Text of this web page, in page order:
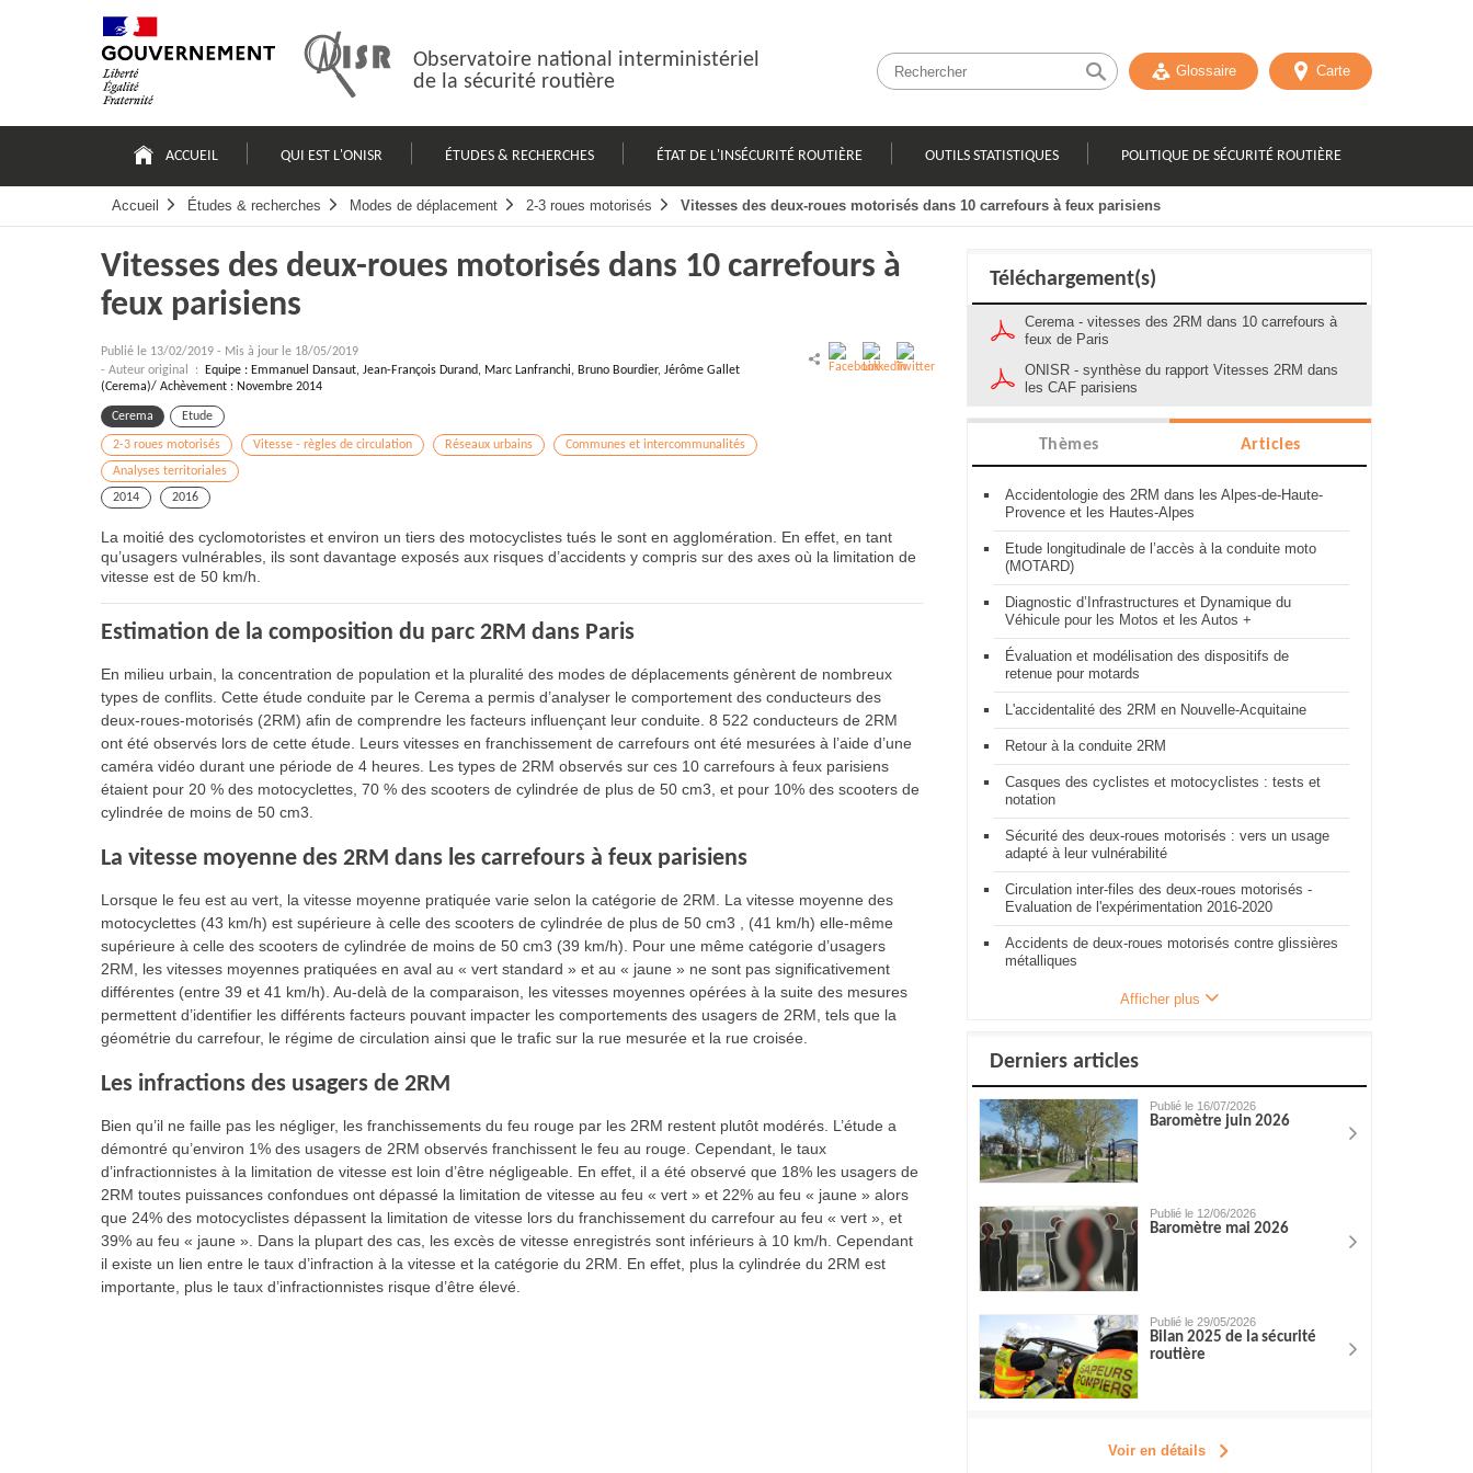
Observatoire national interministériel
de la sécurité routière
Glossaire Carte
principale
ACCUEIL QUI EST L'ONISR ÉTUDES & RECHERCHES ÉTAT DE L'INSÉCURITÉ ROUTIÈRE OUTILS STATISTIQUES POLITIQUE DE SÉCURITÉ ROUTIÈRE
Accueil Études & recherches Modes de déplacement 2-3 roues motorisés Vitesses des deux-roues motorisés dans 10 carrefours à feux parisiens
Vitesses des deux-roues motorisés dans 10 carrefours à
feux parisiens
Publié le 13/02/2019 - Mis à jour le 18/05/2019
- Auteur original :
Equipe : Emmanuel Dansaut, Jean-François Durand, Marc Lanfranchi, Bruno Bourdier, Jérôme Gallet
(Cerema)/ Achèvement : Novembre 2014
Cerema Etude
2-3 roues motorisés Vitesse - règles de circulation Réseaux urbains
Communes et intercommunalités
Analyses territoriales
2014
2016
La moitié des cyclomotoristes et environ un tiers des motocyclistes tués le sont en agglomération. En effet, en tant
qu’usagers vulnérables, ils sont davantage exposés aux risques d’accidents y compris sur des axes où la limitation de
vitesse est de 50 km/h.
Estimation de la composition du parc 2RM dans Paris
En milieu urbain, la concentration de population et la pluralité des modes de déplacements génèrent de nombreux
types de conflits. Cette étude conduite par le Cerema a permis d’analyser le comportement des conducteurs des
deux-roues-motorisés (2RM) afin de comprendre les facteurs influençant leur conduite. 8 522 conducteurs de 2RM
ont été observés lors de cette étude. Leurs vitesses en franchissement de carrefours ont été mesurées à l’aide d’une
caméra vidéo durant une période de 4 heures. Les types de 2RM observés sur ces 10 carrefours à feux parisiens
étaient pour 20 % des motocyclettes, 70 % des scooters de cylindrée de plus de 50 cm3, et pour 10% des scooters de
cylindrée de moins de 50 cm3.
La vitesse moyenne des 2RM dans les carrefours à feux parisiens
Lorsque le feu est au vert, la vitesse moyenne pratiquée varie selon la catégorie de 2RM. La vitesse moyenne des
motocyclettes (43 km/h) est supérieure à celle des scooters de cylindrée de plus de 50 cm3 , (41 km/h) elle-même
supérieure à celle des scooters de cylindrée de moins de 50 cm3 (39 km/h). Pour une même catégorie d’usagers
2RM, les vitesses moyennes pratiquées en aval au « vert standard » et au « jaune » ne sont pas significativement
différentes (entre 39 et 41 km/h). Au-delà de la comparaison, les vitesses moyennes opérées à la suite des mesures
permettent d’identifier les différents facteurs pouvant impacter les comportements des usagers de 2RM, tels que la
géométrie du carrefour, le régime de circulation ainsi que le trafic sur la rue mesurée et la rue croisée.
Les infractions des usagers de 2RM
Bien qu’il ne faille pas les négliger, les franchissements du feu rouge par les 2RM restent plutôt modérés. L’étude a
démontré qu’environ 1% des usagers de 2RM observés franchissent le feu au rouge. Cependant, le taux
d’infractionnistes à la limitation de vitesse est loin d’être négligeable. En effet, il a été observé que 18% les usagers de
2RM toutes puissances confondues ont dépassé la limitation de vitesse au feu « vert » et 22% au feu « jaune » alors
que 24% des motocyclistes dépassent la limitation de vitesse lors du franchissement du carrefour au feu « vert », et
39% au feu « jaune ». Dans la plupart des cas, les excès de vitesse enregistrés sont inférieurs à 10 km/h. Cependant
il existe un lien entre le taux d’infraction à la vitesse et la catégorie du 2RM. En effet, plus la cylindrée du 2RM est
importante, plus le taux d’infractionnistes risque d’être élevé.
Téléchargement(s)
Cerema - vitesses des 2RM dans 10 carrefours à
feux de Paris
ONISR - synthèse du rapport Vitesses 2RM dans
les CAF parisiens
Thèmes Articles
Accidentologie des 2RM dans les Alpes-de-Haute-
Provence et les Hautes-Alpes
Etude longitudinale de l’accès à la conduite moto
(MOTARD)
Diagnostic d’Infrastructures et Dynamique du
Véhicule pour les Motos et les Autos +
Évaluation et modélisation des dispositifs de
retenue pour motards
L'accidentalité des 2RM en Nouvelle-Acquitaine
Retour à la conduite 2RM
Casques des cyclistes et motocyclistes : tests et
notation
Sécurité des deux-roues motorisés : vers un usage
adapté à leur vulnérabilité
Circulation inter-files des deux-roues motorisés -
Evaluation de l'expérimentation 2016-2020
Accidents de deux-roues motorisés contre glissières
métalliques
Afficher plus
Derniers articles
Publié le 16/07/2026
Baromètre juin 2026
Publié le 12/06/2026
Baromètre mai 2026
Publié le 29/05/2026
Bilan 2025 de la sécurité
routière
Voir en détails